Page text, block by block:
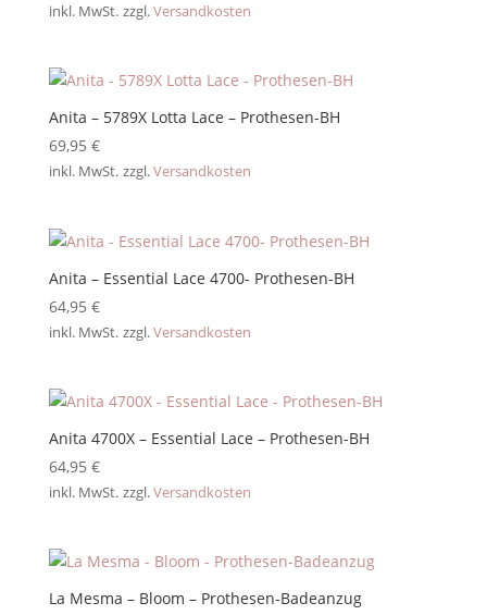
inkl. MwSt. zzgl.Versandkosten
Anita – 5789X Lotta Lace – Prothesen-BH
69,95 €
inkl. MwSt. zzgl.Versandkosten
Anita – Essential Lace 4700- Prothesen-BH
64,95 €
inkl. MwSt. zzgl.Versandkosten
Anita 4700X – Essential Lace – Prothesen-BH
64,95 €
inkl. MwSt. zzgl.Versandkosten
La Mesma – Bloom – Prothesen-Badeanzug